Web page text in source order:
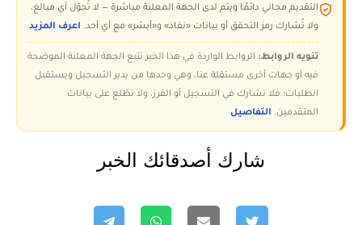
التقديم مجاني دائمًا ويتم لدى الجهة المعلنة مباشرة — لا تُحوّل أي مبالغ،
ولا تُشارك رمز التحقق أو بيانات «نفاذ» و«أبشر» مع أي أحد. اعرف المزيد
تنويه الروابط: الروابط الواردة في هذا الخبر تتبع الجهة المعلنة الموضحة
فيه أو جهات أخرى مستقلة عنا، وهي وحدها من يدير التسجيل ويستقبل
الطلبات؛ فلا نشارك في التسجيل أو الفرز، ولا نطّلع على بيانات
المتقدمين. التفاصيل
شارك أصدقائك الخبر